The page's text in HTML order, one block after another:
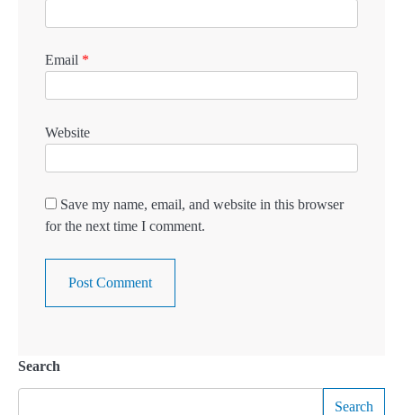
Email *
Website
Save my name, email, and website in this browser
for the next time I comment.
Search
Search